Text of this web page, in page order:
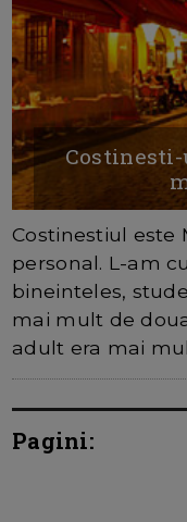
Costinestiul
personal. L-am
bineinteles,
mai mult de
adult era mai
Pagini: